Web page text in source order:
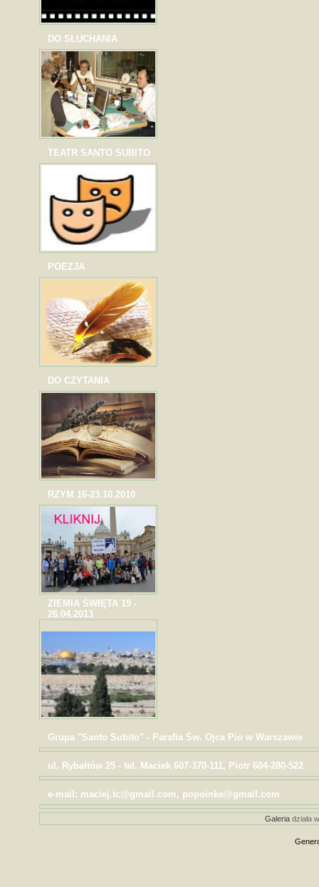
DO SŁUCHANIA
TEATR SANTO SUBITO
POEZJA
DO CZYTANIA
RZYM 16-23.10.2010
ZIEMIA ŚWIĘTA 19 -
26.04.2013
Grupa "Santo Subito" - Parafia Św. Ojca Pio w Warszawie
ul. Rybałtów 25 - tel. Maciek 607-370-111, Piotr 604-280-522
e-mail: maciej.tc@gmail.com, popoinke@gmail.com
Galeriadziała